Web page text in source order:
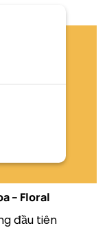
– Floral
đầu tiên